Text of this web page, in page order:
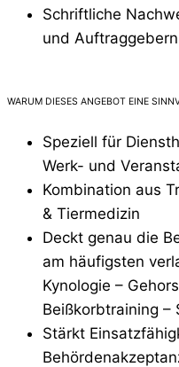
Schriftliche
und Auftraggebern
WARUM DIESES ANGEBOT EINE
Speziell für
Werk- und
Kombination aus
& Tiermedizin
Deckt genau die
am häufigsten
Kynologie –
Beißkorbtraining –
Stärkt